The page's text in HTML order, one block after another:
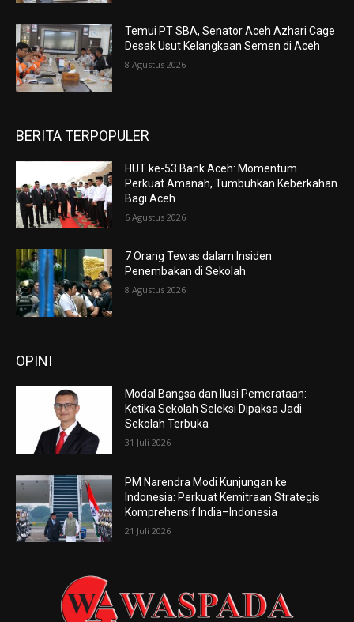
Temui PT SBA, Senator Aceh Azhari Cage
Desak Usut Kelangkaan Semen di Aceh
8 Agustus 2026
BERITA TERPOPULER
HUT ke-53 Bank Aceh: Momentum
Perkuat Amanah, Tumbuhkan Keberkahan
Bagi Aceh
6 Agustus 2026
7 Orang Tewas dalam Insiden
Penembakan di Sekolah
8 Agustus 2026
OPINI
Modal Bangsa dan Ilusi Pemerataan:
Ketika Sekolah Seleksi Dipaksa Jadi
Sekolah Terbuka
31 Juli 2026
PM Narendra Modi Kunjungan ke
Indonesia: Perkuat Kemitraan Strategis
Komprehensif India–Indonesia
21 Juli 2026